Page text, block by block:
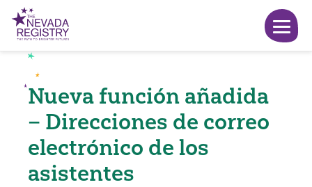
Nueva función añadida
– Direcciones de correo
electrónico de los
asistentes